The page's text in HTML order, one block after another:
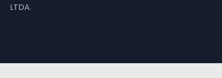
LTDA.